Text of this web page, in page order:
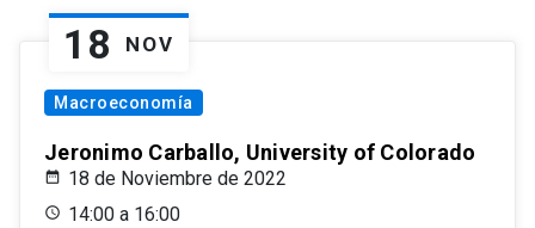
18 NOV
Macroeconomía
Jeronimo Carballo, University of Colorado
18 de Noviembre de 2022
14:00 a 16:00